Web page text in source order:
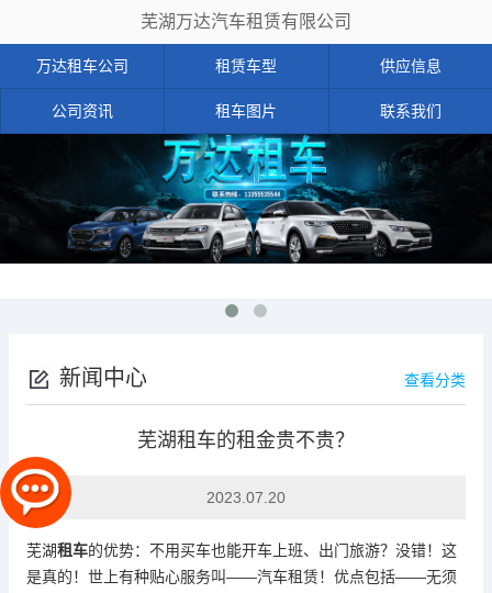
芜湖万达汽车租赁有限公司
万达租车公司 租赁车型 供应信息
公司资讯 租车图片 联系我们
新闻中心 查看分类
芜湖租车的租金贵不贵？
2023.07.20
芜湖租车的优势：不用买车也能开车上班、出门旅游？没错！这
是真的！世上有种贴心服务叫——汽车租赁！优点包括——无须